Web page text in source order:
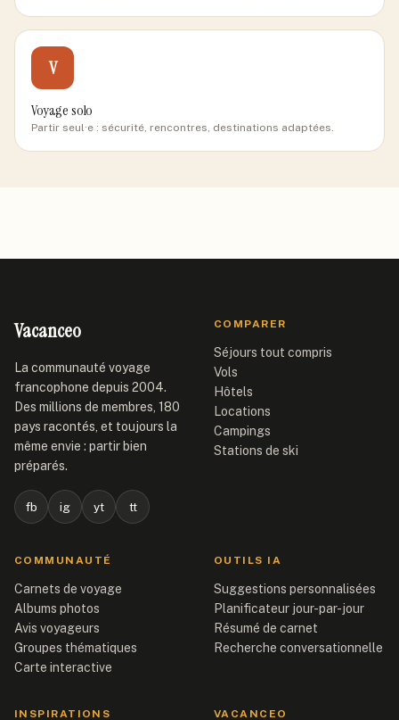
V
Voyage solo
Partir seul·e : sécurité, rencontres, destinations adaptées.
Vacanceo
La communauté voyage
francophone depuis 2004.
Des millions de membres, 180
pays racontés, et toujours la
même envie : partir bien
préparés.
fb ig yt tt
COMPARER
Séjours tout compris
Vols
Hôtels
Locations
Campings
Stations de ski
COMMUNAUTÉ
Carnets de voyage
Albums photos
Avis voyageurs
Groupes thématiques
Carte interactive
OUTILS IA
Suggestions personnalisées
Planificateur jour-par-jour
Résumé de carnet
Recherche conversationnelle
INSPIRATIONS VACANCEO